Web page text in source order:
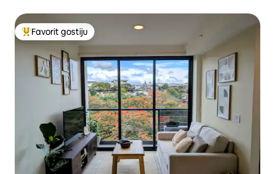
Glavni favorit gostiju
Favorit gostiju